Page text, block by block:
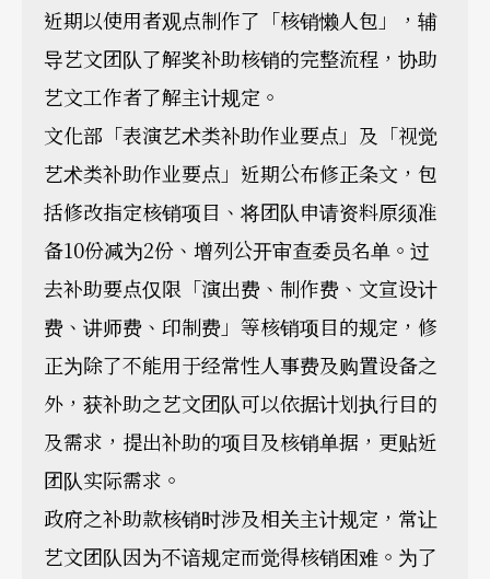
近期以使用者观点制作了「核销懒人包」，辅
导艺文团队了解奖补助核销的完整流程，协助
艺文工作者了解主计规定。
文化部「表演艺术类补助作业要点」及「视觉
艺术类补助作业要点」近期公布修正条文，包
括修改指定核销项目、将团队申请资料原须准
备10份减为2份、增列公开审查委员名单。过
去补助要点仅限「演出费、制作费、文宣设计
费、讲师费、印制费」等核销项目的规定，修
正为除了不能用于经常性人事费及购置设备之
外，获补助之艺文团队可以依据计划执行目的
及需求，提出补助的项目及核销单据，更贴近
团队实际需求。
政府之补助款核销时涉及相关主计规定，常让
艺文团队因为不谙规定而觉得核销困难。为了